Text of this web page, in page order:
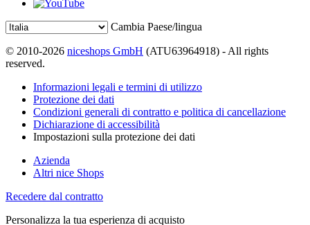
Cambia Paese/lingua
© 2010-2026 niceshops GmbH (ATU63964918) - All rights
reserved.
Informazioni legali e termini di utilizzo
Protezione dei dati
Condizioni generali di contratto e politica di cancellazione
Dichiarazione di accessibilità
Impostazioni sulla protezione dei dati
Azienda
Altri nice Shops
Recedere dal contratto
Personalizza la tua esperienza di acquisto